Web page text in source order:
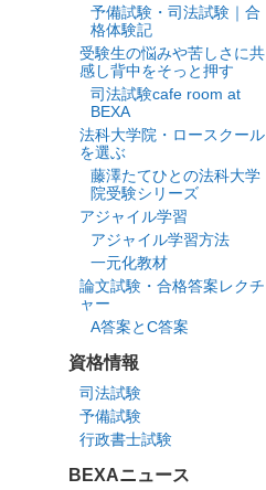
予備試験・司法試験｜合
格体験記
受験生の悩みや苦しさに共
感し背中をそっと押す
司法試験cafe room at
BEXA
法科大学院・ロースクール
を選ぶ
藤澤たてひとの法科大学
院受験シリーズ
アジャイル学習
アジャイル学習方法
一元化教材
論文試験・合格答案レクチ
ャー
A答案とC答案
資格情報
司法試験
予備試験
行政書士試験
BEXAニュース